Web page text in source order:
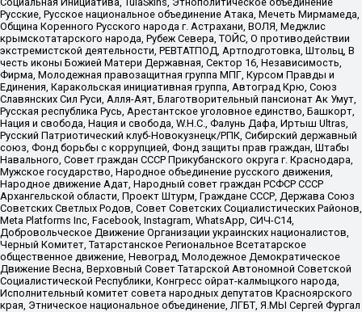
Русские, Русское национальное объединение Атака, Мечеть Мирмамеда,
Община Коренного Русского народа г. Астрахани, ВОЛЯ, Меджлис
крымскотатарского народа, Рубеж Севера, ТОЙС, О противодействии
экстремистской деятельности, РЕВТАТПОД, Артподготовка, Штольц, В
честь иконы Божией Матери Державная, Сектор 16, Независимость,
Фирма, Молодежная правозащитная группа МПГ, Курсом Правды и
Единения, Каракольская инициативная группа, Автоград Крю, Союз
Славянских Сил Руси, Алля-Аят, Благотворительный пансионат Ак Умут,
Русская республика Русь, Арестантское уголовное единство, Башкорт,
Нация и свобода, Нация и свобода, W.H.С., Фалунь Дафа, Иртыш Ultras,
Русский Патриотический клуб-Новокузнецк/РПК, Сибирский державный
союз, Фонд борьбы с коррупцией, Фонд защиты прав граждан, Штабы
Навального, Совет граждан СССР Прикубанского округа г. Краснодара,
Мужское государство, Народное объединение русского движения,
Народное движение Адат, Народный совет граждан РСФСР СССР
Архангельской области, Проект Штурм, Граждане СССР, Держава Союз
Советских Светлых Родов, Совет Советских Социалистических Районов,
Meta Platforms Inc, Facebook, Instagram, WhatsApp, СИЧ-С14,
Добровольческое Движение Организации украинских националистов,
Черный Комитет, Татарстанское Региональное Всетатарское
общественное движение, Невоград, Молодежное Демократическое
Движение Весна, Верховный Совет Татарской Автономной Советской
Социалистической Республики, Конгресс ойрат-калмыцкого народа,
Исполнительный комитет совета народных депутатов Красноярского
края, Этническое национальное объединение, ЛГБТ, Я.МЫ Сергей Фургал